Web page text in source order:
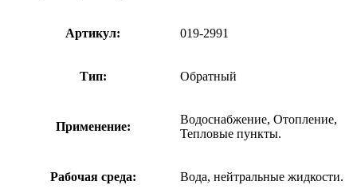
Артикул: 019-2991
Тип: Обратный
Применение:
Водоснабжение, Отопление,
Тепловые пункты.
Рабочая среда: Вода, нейтральные жидкости.